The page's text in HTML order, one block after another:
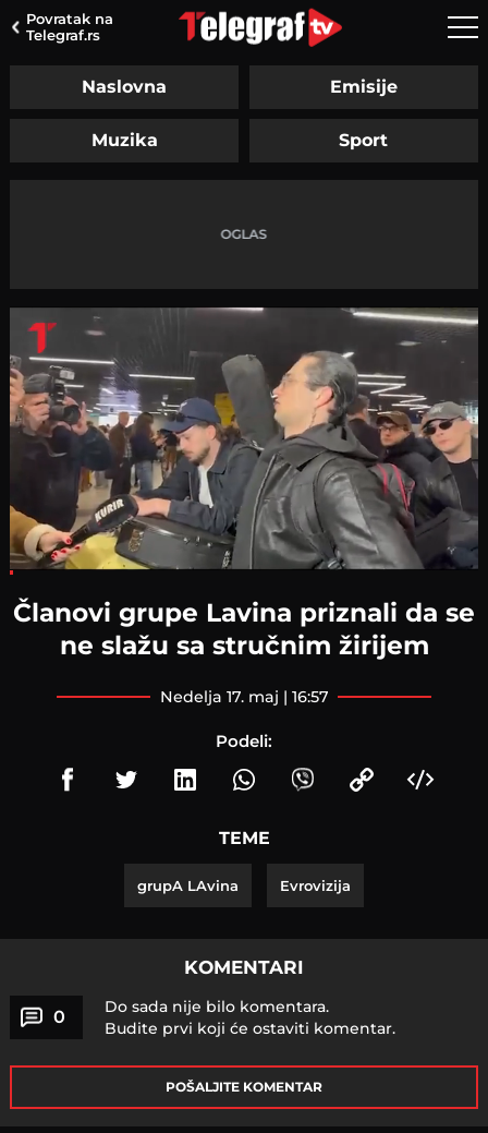
Povratak na
Telegraf.rs
Naslovna Emisije
Muzika Sport
Članovi grupe Lavina priznali da se
ne slažu sa stručnim žirijem
nedelja 17. maj | 16:57
Podeli:
TEME
grupA LAvina Evrovizija
KOMENTARI
0
Do sada nije bilo komentara.
Budite prvi koji će ostaviti komentar.
POŠALJITE KOMENTAR